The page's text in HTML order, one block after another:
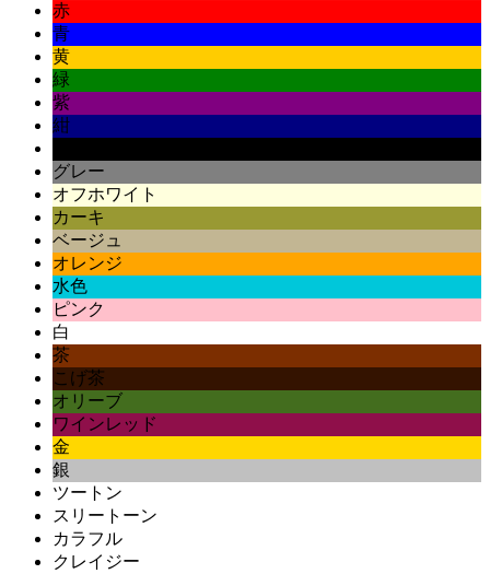
赤
青
黄
緑
紫
紺
グレー
オフホワイト
カーキ
ベージュ
オレンジ
水色
ピンク
白
茶
こげ茶
オリーブ
ワインレッド
金
銀
ツートン
スリートーン
カラフル
クレイジー